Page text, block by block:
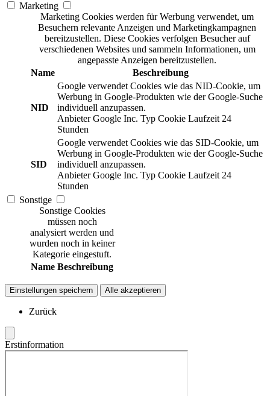
Marketing
Marketing Cookies werden für Werbung verwendet, um
Besuchern relevante Anzeigen und Marketingkampagnen
bereitzustellen. Diese Cookies verfolgen Besucher auf
verschiedenen Websites und sammeln Informationen, um
angepasste Anzeigen bereitzustellen.
Name
Beschreibung
NID
Google verwendet Cookies wie das NID-Cookie, um
Werbung in Google-Produkten wie der Google-Suche
individuell anzupassen.
Anbieter Google Inc. Typ Cookie Laufzeit 24
Stunden
SID
Google verwendet Cookies wie das SID-Cookie, um
Werbung in Google-Produkten wie der Google-Suche
individuell anzupassen.
Anbieter Google Inc. Typ Cookie Laufzeit 24
Stunden
Sonstige
Sonstige Cookies
müssen noch
analysiert werden und
wurden noch in keiner
Kategorie eingestuft.
Name Beschreibung
Einstellungen speichern Alle akzeptieren
Zurück
Erstinformation